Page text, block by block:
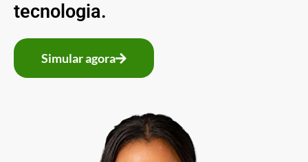
tecnologia.
Simular agora